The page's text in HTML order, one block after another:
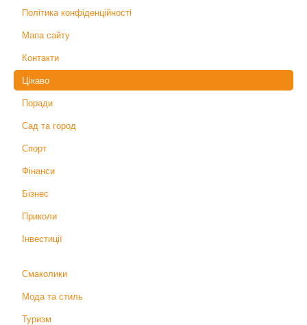
Політика конфіденційності
Мапа сайту
Контакти
Цікаво
Поради
Сад та город
Спорт
Фінанси
Бізнес
Приколи
Інвестиції
Смаколики
Мода та стиль
Туризм